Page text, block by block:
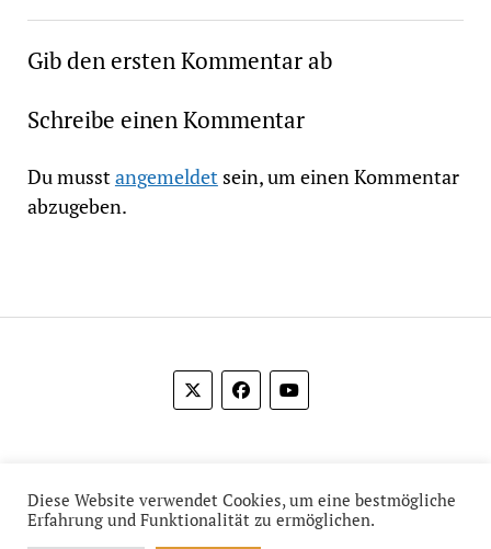
Gib den ersten Kommentar ab
Schreibe einen Kommentar
Du musstangemeldetsein, um einen Kommentar
abzugeben.
Diese Website verwendet Cookies, um eine bestmögliche
Erfahrung und Funktionalität zu ermöglichen.